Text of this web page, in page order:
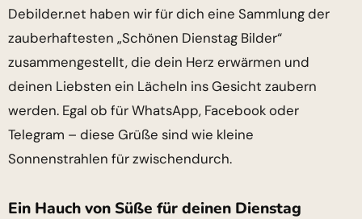
Debilder.net haben wir für dich eine Sammlung der
zauberhaftesten „Schönen Dienstag Bilder“
zusammengestellt, die dein Herz erwärmen und
deinen Liebsten ein Lächeln ins Gesicht zaubern
werden. Egal ob für WhatsApp, Facebook oder
Telegram – diese Grüße sind wie kleine
Sonnenstrahlen für zwischendurch.
Ein Hauch von Süße für deinen Dienstag